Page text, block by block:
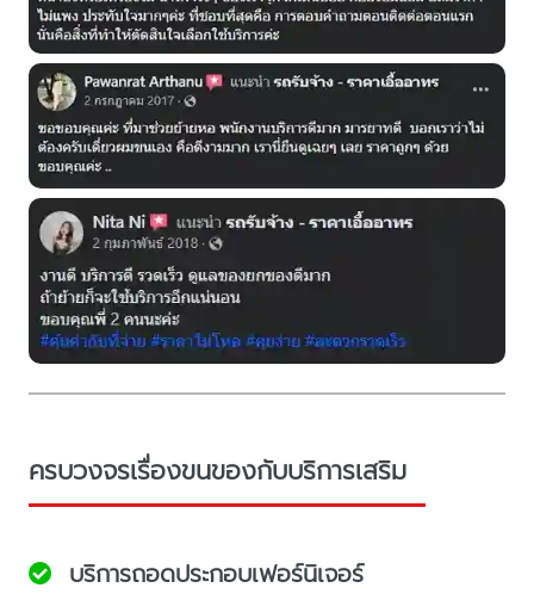
ครบวงจรเรื่องขนของกับบริการเสริม
บริการถอดประกอบเฟอร์นิเจอร์